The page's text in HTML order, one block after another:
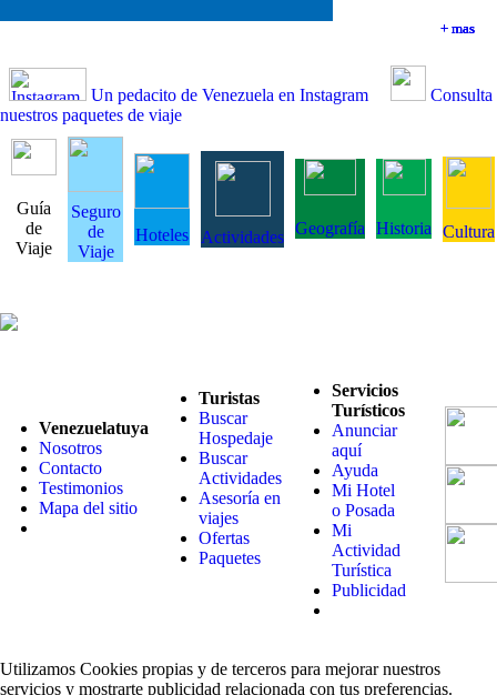
+ mas
+ mas
+ mas
+ mas
Un pedacito de Venezuela en Instagram
Consulta
nuestros paquetes de viaje
Guía
de
Viaje
Seguro
de
Viaje
Hoteles Actividades Geografía Historia Cultura
Venezuelatuya
Nosotros
Contacto
Testimonios
Mapa del sitio
Turistas
Buscar
Hospedaje
Buscar
Actividades
Asesoría en
viajes
Ofertas
Paquetes
Servicios
Turísticos
Anunciar
aquí
Ayuda
Mi Hotel
o Posada
Mi
Actividad
Turística
Publicidad
Utilizamos Cookies propias y de terceros para mejorar nuestros
servicios y mostrarte publicidad relacionada con tus preferencias.